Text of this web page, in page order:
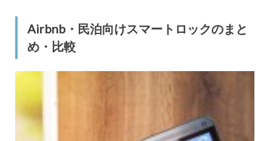
Airbnb・民泊向けスマートロックのまと
め・比較